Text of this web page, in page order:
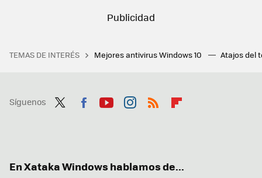
TEMAS DE INTERÉS Mejores antivirus Windows 10 Atajos del
Síguenos
En Xataka Windows hablamos de...